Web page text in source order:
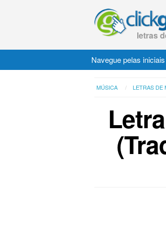
letras
Navegue pelas iniciais
MÚSICA LETRAS DE